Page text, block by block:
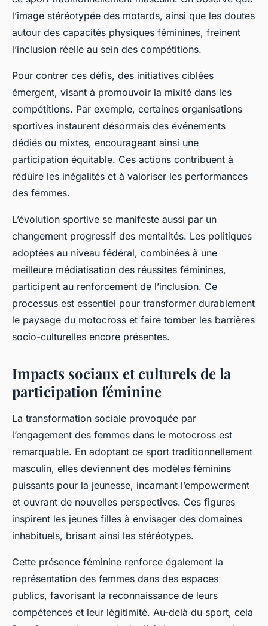
l’image stéréotypée des motards, ainsi que les doutes
autour des capacités physiques féminines, freinent
l’inclusion réelle au sein des compétitions.
Pour contrer ces défis, des initiatives ciblées
émergent, visant à promouvoir la mixité dans les
compétitions. Par exemple, certaines organisations
sportives instaurent désormais des événements
dédiés ou mixtes, encourageant ainsi une
participation équitable. Ces actions contribuent à
réduire les inégalités et à valoriser les performances
des femmes.
L’évolution sportive se manifeste aussi par un
changement progressif des mentalités. Les politiques
adoptées au niveau fédéral, combinées à une
meilleure médiatisation des réussites féminines,
participent au renforcement de l’inclusion. Ce
processus est essentiel pour transformer durablement
le paysage du motocross et faire tomber les barrières
socio-culturelles encore présentes.
Impacts sociaux et culturels de la
participation féminine
La transformation sociale provoquée par
l’engagement des femmes dans le motocross est
remarquable. En adoptant ce sport traditionnellement
masculin, elles deviennent des modèles féminins
puissants pour la jeunesse, incarnant l’empowerment
et ouvrant de nouvelles perspectives. Ces figures
inspirent les jeunes filles à envisager des domaines
inhabituels, brisant ainsi les stéréotypes.
Cette présence féminine renforce également la
représentation des femmes dans des espaces
publics, favorisant la reconnaissance de leurs
compétences et leur légitimité. Au-delà du sport, cela